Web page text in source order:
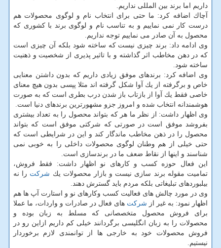
داریم اما برند بین المللی نداریم.
آچاك اضافه كرد: ما حتی برای انتخاب نام و لوگوی محصولات هم
درست كار نمی نماییم و به تناسب نام و لوگوی برند با كشوری كه
محصول به آن صادر می نماییم توجه نداریم.
وی ادامه داد: برند چیزی نیست كه ساخته شود بلكه آن چیزی است
كه در دهن مخاطب اثر گذاشته و با تاثیر پذیری از شخصیت و ذهنیت
ساخته شود.
وی اضافه كرد: برندهای موفق زیادی داریم كه بدون داشتن معنایی
خاص و برگرفته از یك آوا شكل گرفته اند مثلا پپسی بدون هیچ معنای
خاصی فقط یك آوا از بازتاب باز شدن درب بطری است كه به صورت
هوشمندانه انتخاب شده و امروز جزو مشهورترین برندهای دنیا است.
وی اظهار داشت: از نظر ما هر كه بتواند محصول را به تعداد بیشتری
بفروشد موفق است در صورتی كه شركتی موفق است كه بتواند
محصول را در ذهن مخاطب ماندگار كند و این در شرایطی است كه
حتی خیلی از هم وطنان لوگوی محصولات داخلی را به خوبی نمی
شناسند و اینها از نقاط ضعف ما در برندسازی است.
این فعال حوزه كسب و كارهای نو اظهار داشت: فقط فروش،
تمامیت مقوله برند سازی نیست و بازار محصولات یك شركت را نه
بیلبوردهای تبلیغاتی بلكه مردم باید گسترش دهند.
وی در مورد چالش های فعالیت كسب وكارهای نو و استارت آپ ها هم
اظهار نمود: به غیر از شركت های فعال در صادرات و واردات، ما عملا
برای فروش محصول متخصصانی كه مسلط به زبان بوده و
محصولات را به زبان انگلیسی برگردانند خیلی كم داریم ازاین رو در
فروش محصولات خود به خارجی ها از توانمندی لازم برخوردار
نیستیم.